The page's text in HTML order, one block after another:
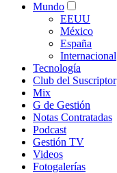
Mundo
EEUU
México
España
Internacional
Tecnología
Club del Suscriptor
Mix
G de Gestión
Notas Contratadas
Podcast
Gestión TV
Videos
Fotogalerías